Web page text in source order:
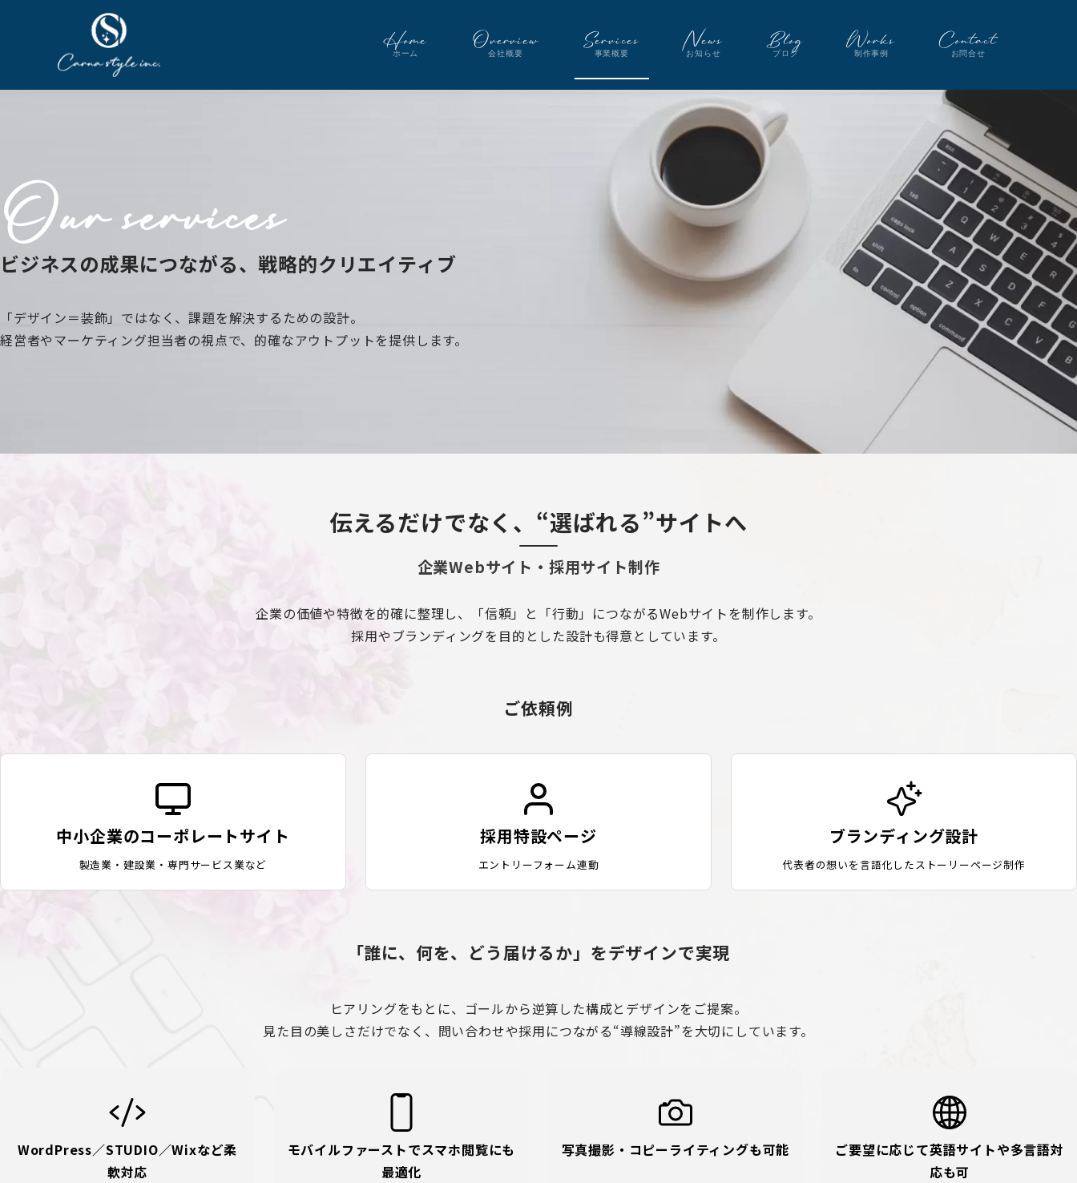
Home
ホーム Overview
会社概要 Services
事業概要 News
お知らせ Blog
ブログ Works
制作事例 Contact
お問合せ
Our services
ビジネスの成果につながる、戦略的クリエイティブ
「デザイン＝装飾」ではなく、課題を解決するための設計。
経営者やマーケティング担当者の視点で、的確なアウトプットを提供します。
伝えるだけでなく、“選ばれる”サイトへ
企業Webサイト・採用サイト制作
企業の価値や特徴を的確に整理し、「信頼」と「行動」につながるWebサイトを制作します。
採用やブランディングを目的とした設計も得意としています。
ご依頼例
中小企業のコーポレートサイト
製造業・建設業・専門サービス業など
採用特設ページ
エントリーフォーム連動
ブランディング設計
代表者の想いを言語化したストーリーページ制作
「誰に、何を、どう届けるか」をデザインで実現
ヒアリングをもとに、ゴールから逆算した構成とデザインをご提案。
見た目の美しさだけでなく、問い合わせや採用につながる“導線設計”を大切にしています。
WordPress／STUDIO／Wixなど柔
軟対応
モバイルファーストでスマホ閲覧にも
最適化
写真撮影・コピーライティングも可能
ご要望に応じて英語サイトや多言語対
応も可